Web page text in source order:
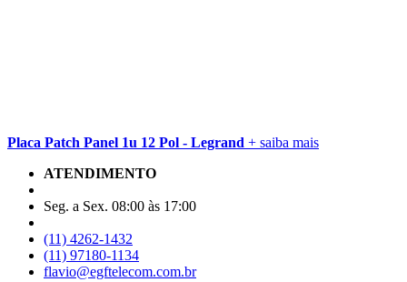
Placa Patch Panel 1u 12 Pol - Legrand + saiba mais
ATENDIMENTO
Seg. a Sex. 08:00 às 17:00
(11) 4262-1432
(11) 97180-1134
flavio@egftelecom.com.br